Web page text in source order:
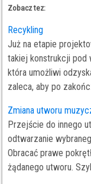
Zobacz tez:
Recykling
Już na etapie
takiej konstrukcji pod
która umożliwi
zaleca, aby po
Zmiana utworu
Przejście do innego
odtwarzanie
Obracać prawe
żądanego utworu.